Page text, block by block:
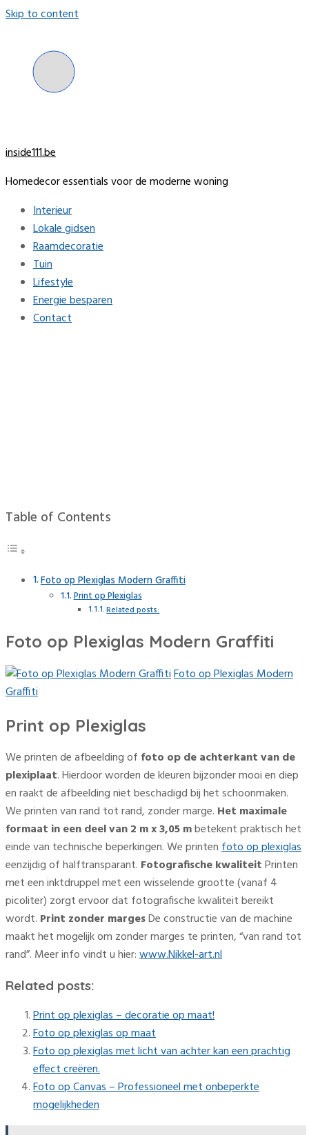
Skip to content
inside111.be
Homedecor essentials voor de moderne woning
Interieur
Lokale gidsen
Raamdecoratie
Tuin
Lifestyle
Energie besparen
Contact
Table of Contents
Foto op Plexiglas Modern Graffiti
Print op Plexiglas
Related posts:
Foto op Plexiglas Modern Graffiti
Foto op Plexiglas Modern
Graffiti
Print op Plexiglas
We printen de afbeelding of foto op de achterkant van de
plexiplaat. Hierdoor worden de kleuren bijzonder mooi en diep
en raakt de afbeelding niet beschadigd bij het schoonmaken.
We printen van rand tot rand, zonder marge. Het maximale
formaat in een deel van 2 m x 3,05 mbetekent praktisch het
einde van technische beperkingen. We printenfoto op plexiglas
eenzijdig of halftransparant. Fotografische kwaliteitPrinten
met een inktdruppel met een wisselende grootte (vanaf 4
picoliter) zorgt ervoor dat fotografische kwaliteit bereikt
wordt. Print zonder margesDe constructie van de machine
maakt het mogelijk om zonder marges te printen, “van rand tot
rand”. Meer info vindt u hier:www.Nikkel-art.nl
Related posts:
Print op plexiglas – decoratie op maat!
Foto op plexiglas op maat
Foto op plexiglas met licht van achter kan een prachtig
effect creëren.
Foto op Canvas – Professioneel met onbeperkte
mogelijkheden